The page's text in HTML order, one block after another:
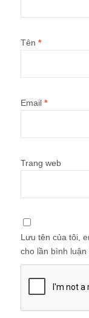
Tên *
Email *
Trang web
Lưu tên của tôi,
cho lần bình luận